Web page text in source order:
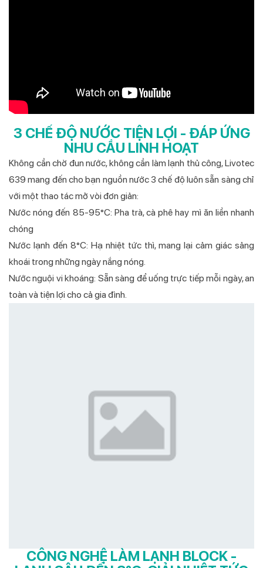
3 CHẾ ĐỘ NƯỚC TIỆN LỢI - ĐÁP ỨNG
NHU CẦU LINH HOẠT
Không cần chờ đun nước, không cần làm lạnh thủ công, Livotec
639 mang đến cho bạn nguồn nước 3 chế độ luôn sẵn sàng chỉ
với một thao tác mở vòi đơn giản:
Nước nóng đến 85-95°C: Pha trà, cà phê hay mì ăn liền nhanh
chóng
Nước lạnh đến 8°C: Hạ nhiệt tức thì, mang lại cảm giác sảng
khoái trong những ngày nắng nóng.
Nước nguội vi khoáng: Sẵn sàng để uống trực tiếp mỗi ngày, an
toàn và tiện lợi cho cả gia đình.
CÔNG NGHỆ LÀM LẠNH BLOCK -